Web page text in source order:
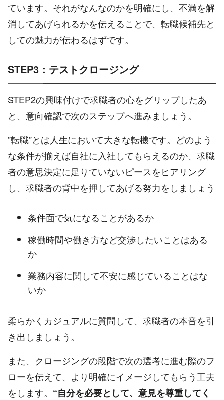
ています。それがなんなのかを明確にし、不満を解
消してあげられるかを伝えることで、転職候補先と
しての魅力が伝わるはずです。
STEP3：テストクロージング
STEP2の興味付けで求職者の心をグリップしたあ
と、意向確認で次のステップへ進みましょう。
”転職”とは人生において大きな転機です。どのよう
な条件が揃えば自社に入社してもらえるのか、求職
者の意思決定に足りていないピースをヒアリング
し、求職者の背中を押してあげる努力をしましょう
条件面で気になることがあるか
稼働時間や働き方など交渉したいことはある
か
業務内容に関して不安に感じていることはな
いか
柔らかくカジュアルに質問して、求職者の本音を引
き出しましょう。
また、クロージングの段階で次の選考に進む際のフ
ローを伝えて、より明確にイメージしてもらう工夫
をします。 “自分を必要として、意見を尊重してく